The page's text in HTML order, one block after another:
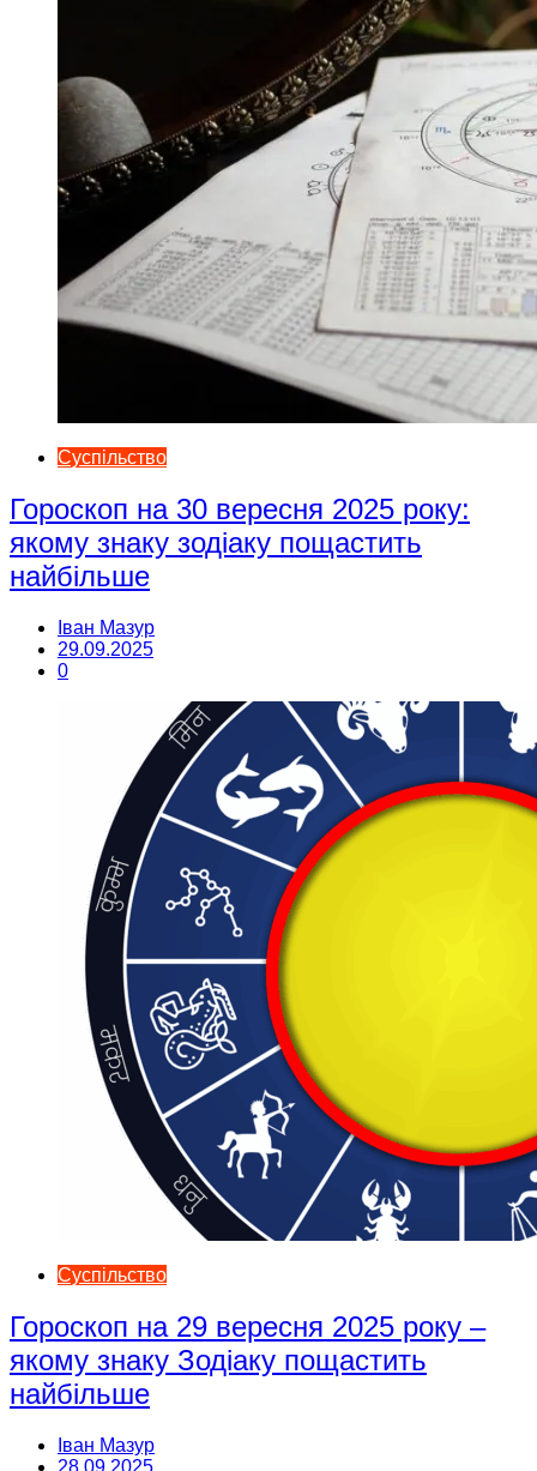
Суспільство
Гороскоп на 30 вересня 2025 року:
якому знаку зодіаку пощастить
найбільше
Іван Мазур
29.09.2025
0
Суспільство
Гороскоп на 29 вересня 2025 року –
якому знаку Зодіаку пощастить
найбільше
Іван Мазур
28.09.2025